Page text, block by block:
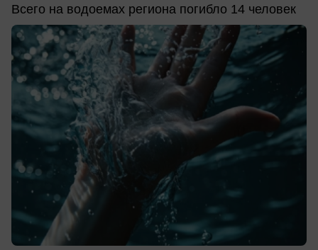
Всего на водоемах региона погибло 14 человек